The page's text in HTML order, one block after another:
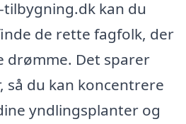
kan du
de rette fagfolk, der
drømme. Det sparer
du kan koncentrere
yndlingsplanter og